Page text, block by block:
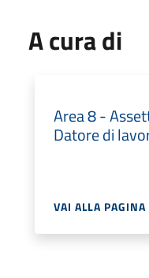
A cura di
Area 8 -
Datore di
VAI ALLA PAGINA